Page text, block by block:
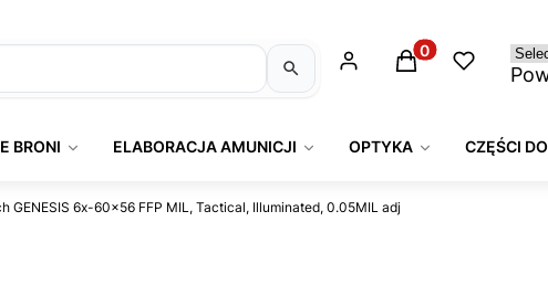
Produkty w
BRONI ELABORACJA AMUNICJI OPTYKA CZĘŚCI
GENESIS 6x-60x56 FFP MIL, Tactical, Illuminated, 0.05MIL adj